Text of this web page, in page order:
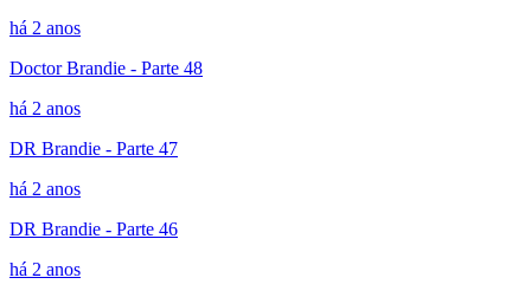
há 2 anos
Doctor Brandie - Parte 48
há 2 anos
DR Brandie - Parte 47
há 2 anos
DR Brandie - Parte 46
há 2 anos